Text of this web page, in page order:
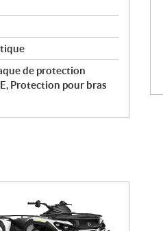
de protection
Protection pour bras